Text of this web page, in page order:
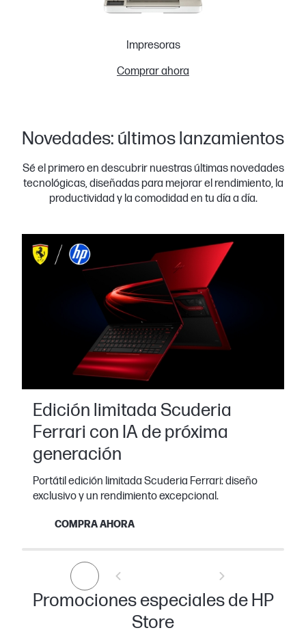
Impresoras
Comprar ahora
Novedades: últimos lanzamientos
Sé el primero en descubrir nuestras últimas novedades
tecnológicas, diseñadas para mejorar el rendimiento, la
productividad y la comodidad en tu día a día.
Edición limitada Scuderia
Ferrari con IA de próxima
generación
Portátil edición limitada Scuderia Ferrari: diseño
exclusivo y un rendimiento excepcional.
COMPRA AHORA
Promociones especiales de HP
Store